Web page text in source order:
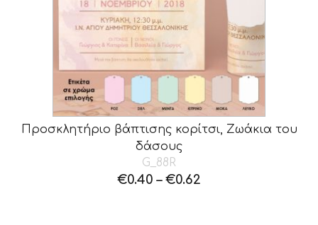
Προσκλητήριο βάπτισης κορίτσι, Ζωάκια του
δάσους
G_88R
€0.40 – €0.62